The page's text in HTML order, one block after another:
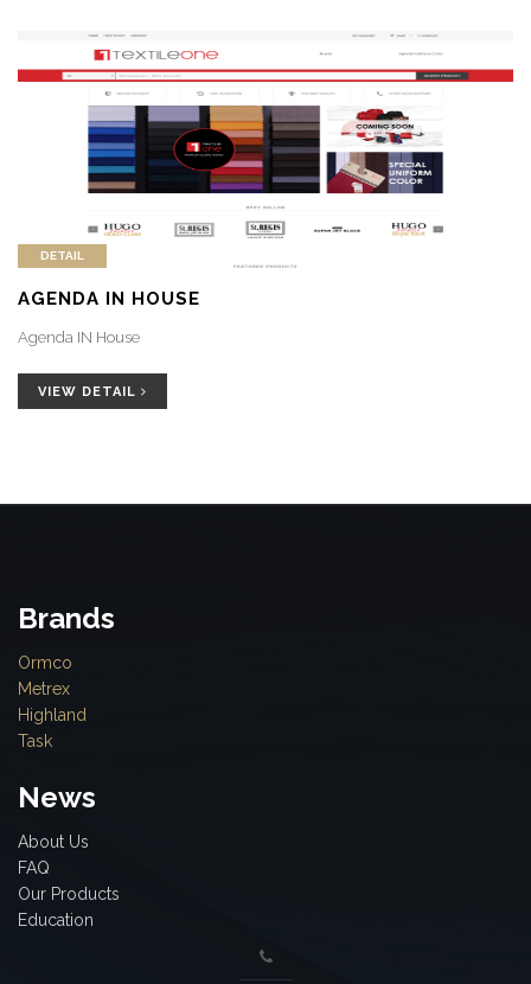
DETAIL
AGENDA IN HOUSE
Agenda IN House
VIEW DETAIL
Brands
Ormco
Metrex
Highland
Task
News
About Us
FAQ
Our Products
Education